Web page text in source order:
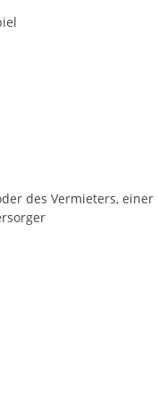
Baugebiete &
des Vermieters, einer